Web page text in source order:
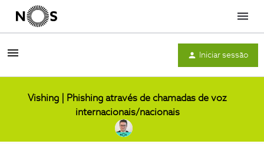
Menu
Iniciar sessão
Vishing | Phishing através de chamadas de voz
internacionais/nacionais